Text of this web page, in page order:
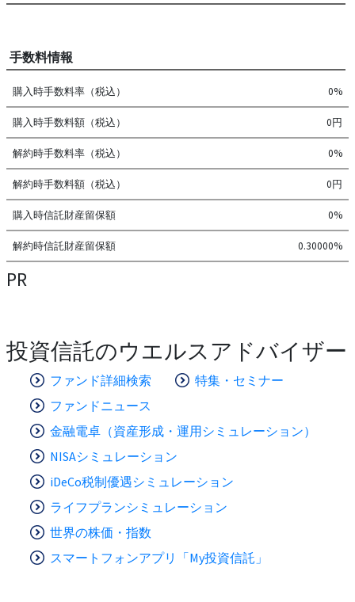
手数料情報
購入時手数料率（税込） 0%
購入時手数料額（税込） 0円
解約時手数料率（税込） 0%
解約時手数料額（税込） 0円
購入時信託財産留保額 0%
解約時信託財産留保額 0.30000%
PR
投資信託のウエルスアドバイザー
ファンド詳細検索
特集・セミナー
ファンドニュース
金融電卓（資産形成・運用シミュレーション）
NISAシミュレーション
iDeCo税制優遇シミュレーション
ライフプランシミュレーション
世界の株価・指数
スマートフォンアプリ「My投資信託」